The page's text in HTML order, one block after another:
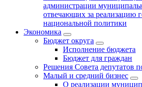
администрации
отвечающих за реализацию
национальной политики
Экономика
Бюджет округa
Исполнение бюджета
Бюджет для граждан
Решения Совета депутатов
Малый и средний бизнес
О реализации